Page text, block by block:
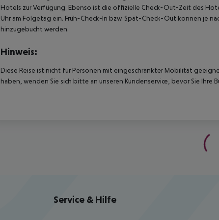
Hotels zur Verfügung. Ebenso ist die offizielle Check-Out-Zeit des
Uhr am Folgetag ein. Früh-Check-In bzw. Spät-Check-Out können je
hinzugebucht werden.
Hinweis:
Diese Reise ist nicht für Personen mit eingeschränkter Mobilität
haben, wenden Sie sich bitte an unseren Kundenservice, bevor Sie Ihre
Service & Hilfe